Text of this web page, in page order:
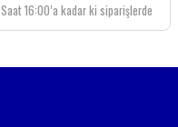
Saat 16:00’a kadar ki siparişlerde